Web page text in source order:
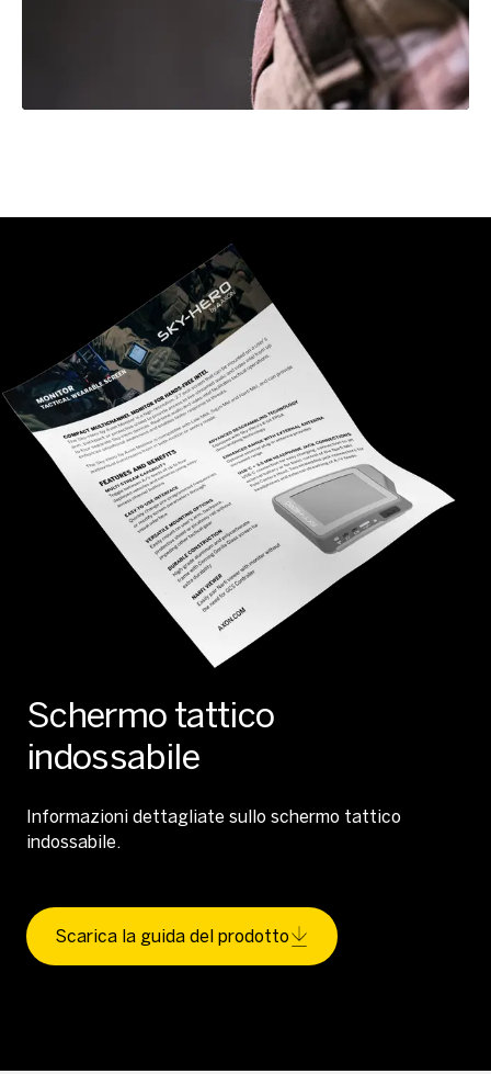
Schermo tattico
indossabile
Informazioni dettagliate sullo schermo tattico
indossabile.
Scarica la guida del prodotto